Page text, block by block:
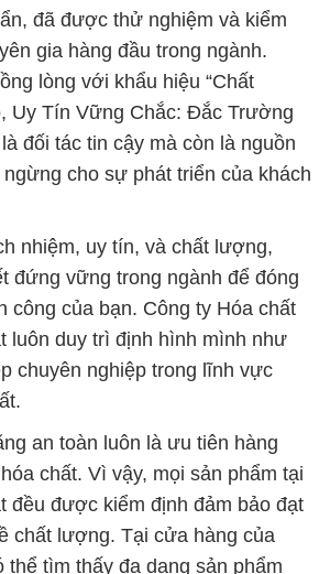
đã được thử nghiệm và kiểm
gia hàng đầu trong ngành.
lòng với khẩu hiệu “Chất
Uy Tín Vững Chắc: Đắc Trường
đối tác tin cậy mà còn là nguồn
cho sự phát triển của khách
nhiệm, uy tín, và chất lượng,
đứng vững trong ngành để đóng
công của bạn. Công ty Hóa chất
luôn duy trì định hình mình như
chuyên nghiệp trong lĩnh vực
an toàn luôn là ưu tiên hàng
chất. Vì vậy, mọi sản phẩm tại
đều được kiểm định đảm bảo đạt
chất lượng. Tại cửa hàng của
thể tìm thấy đa dạng sản phẩm